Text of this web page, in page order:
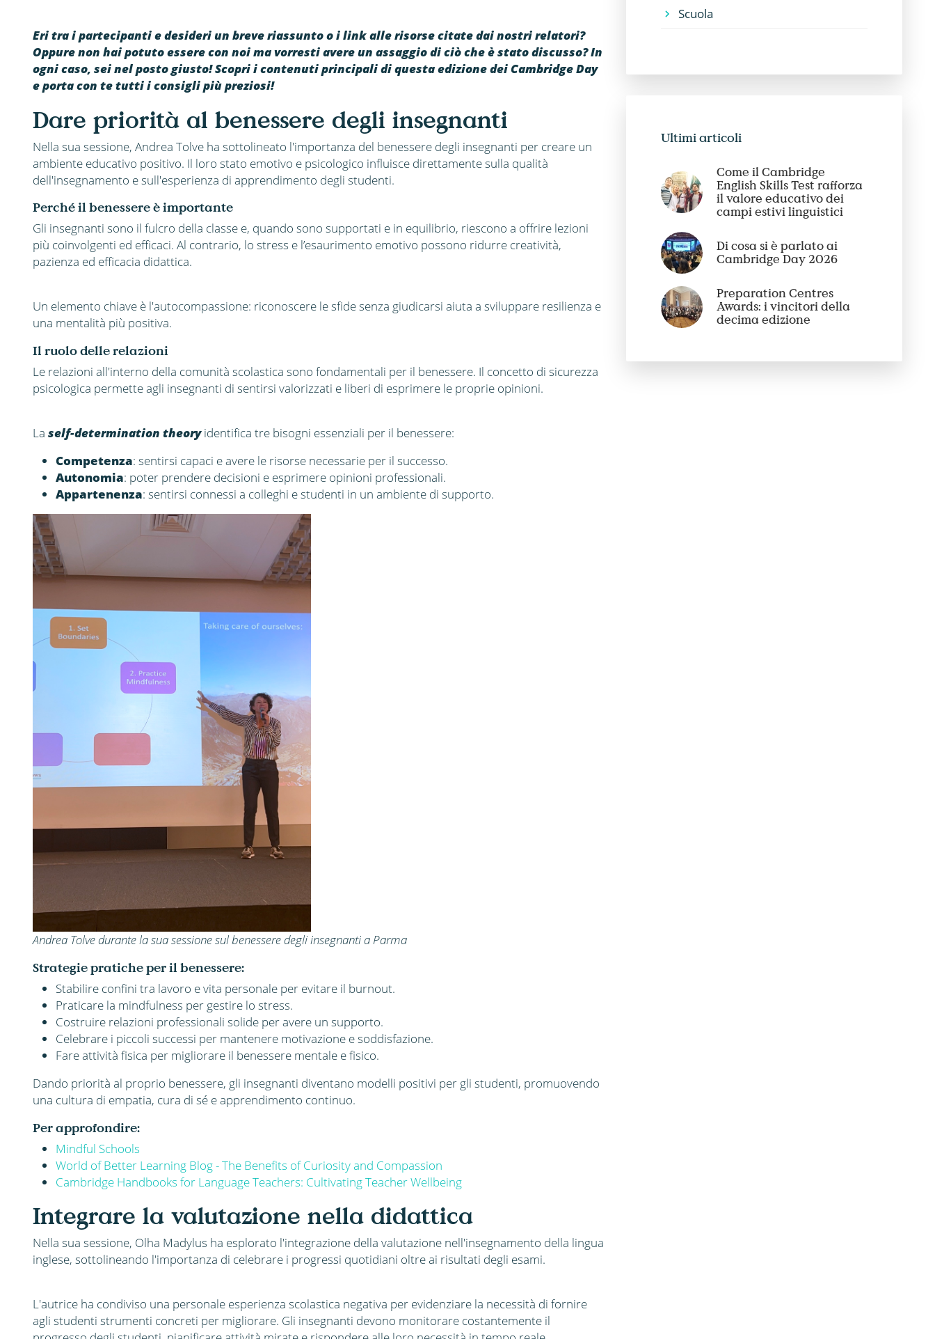
Eri tra i partecipanti e desideri un breve riassunto o i link alle risorse citate dai nostri relatori?
Oppure non hai potuto essere con noi ma vorresti avere un assaggio di ciò che è stato discusso? In
ogni caso, sei nel posto giusto! Scopri i contenuti principali di questa edizione dei Cambridge Day
e porta con te tutti i consigli più preziosi!
Dare priorità al benessere degli insegnanti
Nella sua sessione, Andrea Tolve ha sottolineato l'importanza del benessere degli insegnanti per creare un
ambiente educativo positivo. Il loro stato emotivo e psicologico influisce direttamente sulla qualità
dell'insegnamento e sull'esperienza di apprendimento degli studenti.
Perché il benessere è importante
Gli insegnanti sono il fulcro della classe e, quando sono supportati e in equilibrio, riescono a offrire lezioni
più coinvolgenti ed efficaci. Al contrario, lo stress e l’esaurimento emotivo possono ridurre creatività,
pazienza ed efficacia didattica.
Un elemento chiave è l'autocompassione: riconoscere le sfide senza giudicarsi aiuta a sviluppare resilienza e
una mentalità più positiva.
Il ruolo delle relazioni
Le relazioni all'interno della comunità scolastica sono fondamentali per il benessere. Il concetto di sicurezza
psicologica permette agli insegnanti di sentirsi valorizzati e liberi di esprimere le proprie opinioni.
La self-determination theoryidentifica tre bisogni essenziali per il benessere:
Competenza: sentirsi capaci e avere le risorse necessarie per il successo.
Autonomia: poter prendere decisioni e esprimere opinioni professionali.
Appartenenza: sentirsi connessi a colleghi e studenti in un ambiente di supporto.
Andrea Tolve durante la sua sessione sul benessere degli insegnanti a Parma
Strategie pratiche per il benessere:
Stabilire confini tra lavoro e vita personale per evitare il burnout.
Praticare la mindfulness per gestire lo stress.
Costruire relazioni professionali solide per avere un supporto.
Celebrare i piccoli successi per mantenere motivazione e soddisfazione.
Fare attività fisica per migliorare il benessere mentale e fisico.
Dando priorità al proprio benessere, gli insegnanti diventano modelli positivi per gli studenti, promuovendo
una cultura di empatia, cura di sé e apprendimento continuo.
Per approfondire:
Mindful Schools
World of Better Learning Blog - The Benefits of Curiosity and Compassion
Cambridge Handbooks for Language Teachers: Cultivating Teacher Wellbeing
Integrare la valutazione nella didattica
Nella sua sessione, Olha Madylus ha esplorato l'integrazione della valutazione nell'insegnamento della lingua
inglese, sottolineando l'importanza di celebrare i progressi quotidiani oltre ai risultati degli esami.
L'autrice ha condiviso una personale esperienza scolastica negativa per evidenziare la necessità di fornire
agli studenti strumenti concreti per migliorare. Gli insegnanti devono monitorare costantemente il
Scuola
Ultimi articoli
Come il Cambridge
English Skills Test rafforza
il valore educativo dei
campi estivi linguistici
Di cosa si è parlato ai
Cambridge Day 2026
Preparation Centres
Awards: i vincitori della
decima edizione